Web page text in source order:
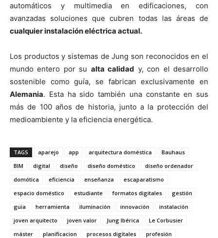
automáticos y multimedia en edificaciones, con
avanzadas soluciones que cubren todas las áreas de
cualquier instalación eléctrica actual.
Los productos y sistemas de Jung son reconocidos en el
mundo entero por su alta calidad y, con el desarrollo
sostenible como guía, se fabrican exclusivamente en
Alemania. Esta ha sido también una constante en sus
más de 100 años de historia, junto a la protección del
medioambiente y la eficiencia energética.
TAGS aparejo app arquitectura doméstica
Bauhaus
BIM
digital diseño diseño doméstico
diseño ordenador
domótica
eficiencia enseñanza
escaparatismo
espacio doméstico
estudiante formatos digitales
gestión
guia
herramienta iluminación innovación
instalación
joven arquitecto
joven valor Jung Ibérica
Le Corbusier
máster
planificacion procesos digitales
profesión